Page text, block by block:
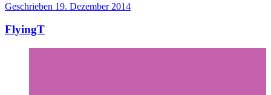
Geschrieben 19. Dezember 2014
FlyingT